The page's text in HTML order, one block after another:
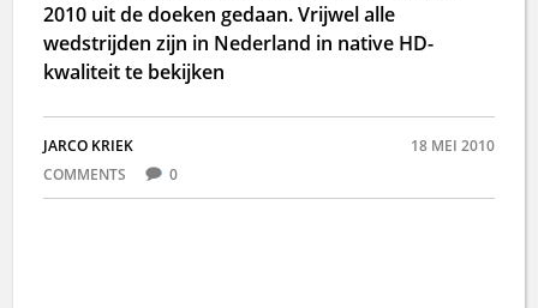
2010 uit de doeken gedaan. Vrijwel alle
wedstrijden zijn in Nederland in native HD-
kwaliteit te bekijken
JARCO KRIEK
18 MEI 2010
COMMENTS
0